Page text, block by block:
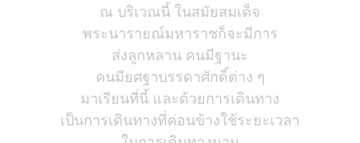
ณ บริเวณนี้ ในสมัยสมเด็จ
พระนารายณ์มหาราชก็จะมีการ
ส่งลูกหลาน คนมีฐานะ
คนมียศฐาบรรดาศักดิ์ต่าง ๆ
มาเรียนที่นี้ และด้วยการเดินทาง
เป็นการเดินทางที่ค่อนข้างใช้ระยะเวลา